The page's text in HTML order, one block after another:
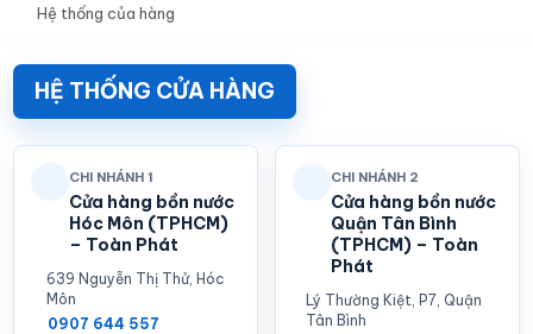
Hệ thống của hàng
HỆ THỐNG CỬA HÀNG
CHI NHÁNH 1
Cửa hàng bồn nước
Hóc Môn (TPHCM)
– Toàn Phát
639 Nguyễn Thị Thử, Hóc
Môn
0907 644 557
CHI NHÁNH 2
Cửa hàng bồn nước
Quận Tân Bình
(TPHCM) – Toàn
Phát
Lý Thường Kiệt, P7, Quận
Tân Bình